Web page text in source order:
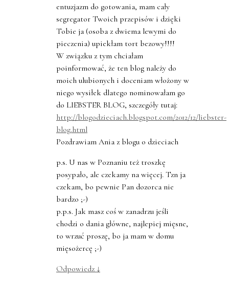
entuzjazm do gotowania, mam cały
segregator Twoich przepisów i dzięki
Tobie ja (osoba z dwiema lewymi do
pieczenia) upiekłam tort bezowy!!!!
W związku z tym chciałam
poinformować, że ten blog należy do
moich ulubionych i doceniam włożony w
niego wysiłek dlatego nominowałam go
do LIEBSTER BLOG, szczegóły tutaj:
http://blogodzieciach.blogspot.com/2012/12/liebster-
blog.html
Pozdrawiam Ania z blogu o dzieciach
p.s. U nas w Poznaniu też troszkę
posypało, ale czekamy na więcej. Tzn ja
czekam, bo pewnie Pan dozorca nie
bardzo ;-)
p.p.s. Jak masz coś w zanadrzu jeśli
chodzi o dania główne, najlepiej mięsne,
to wrzuć proszę, bo ja mam w domu
mięsożercę ;-)
Odpowiedz ↓